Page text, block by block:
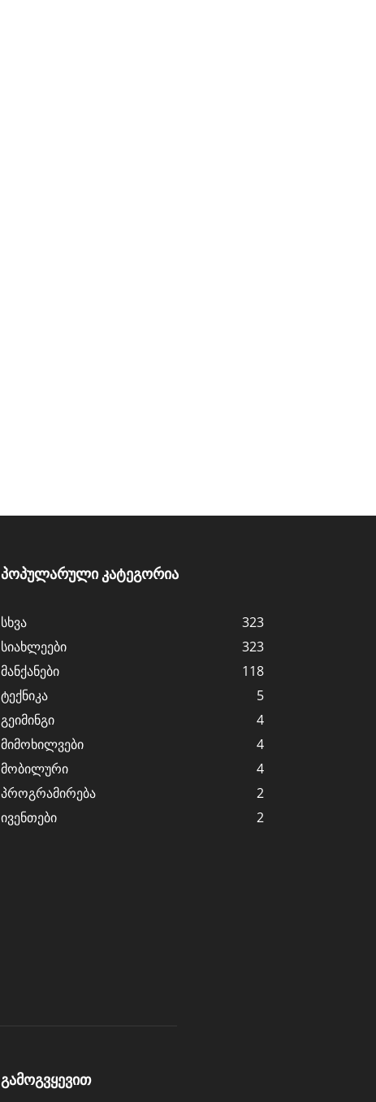
პოპულარული კატეგორია
სხვა
323
სიახლეები
323
მანქანები
118
ტექნიკა
5
გეიმინგი
4
მიმოხილვები
4
მობილური
4
პროგრამირება
2
ივენთები
2
გამოგვყევით